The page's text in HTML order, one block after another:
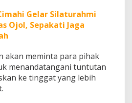
Gelar Silaturahmi
Ojol, Sepakati Jaga
akan meminta para pihak
menandatangani tuntutan
ke tinggat yang lebih